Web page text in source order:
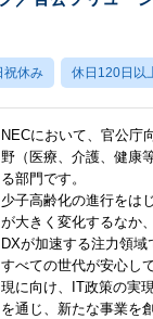
祝休み 休日120日以
NECにおいて、官公庁
野（医療、介護、健康
る部門です。
少子高齢化の進行をは
が大きく変化するなか
DXが加速する注力領域
すべての世代が安心し
現に向け、IT政策の実
を通じ、新たな事業を